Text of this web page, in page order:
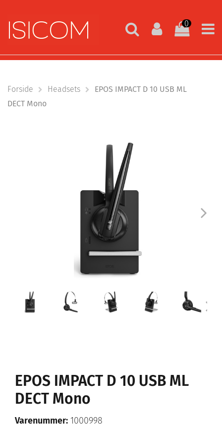
0
Forside Headsets
EPOS IMPACT D 10 USB ML
DECT Mono
EPOS IMPACT D 10 USB ML
DECT Mono
Varenummer: 1000998